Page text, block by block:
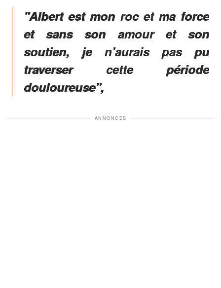
"Albert est mon roc et ma force
et sans son amour et son
soutien, je n'aurais pas pu
traverser cette période
douloureuse",
ANNONCES